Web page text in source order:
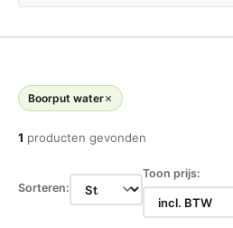
Boorput water
1 producten gevonden
Sorteren:
Toon prijs: